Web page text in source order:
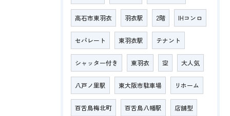
高石市東羽衣 羽衣駅 2階 IHコンロ
セパレート 東羽衣駅 テナント
シャッター付き 東羽衣 空 大人気
八戸ノ里駅 東大阪市駐車場 リホーム
百舌鳥梅北町 百舌鳥八幡駅 店舗型